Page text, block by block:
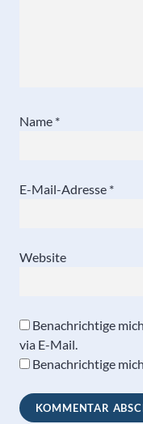
Name *
E-Mail-Adresse *
Website
Benachrichtige
via E-Mail.
Benachrichtige